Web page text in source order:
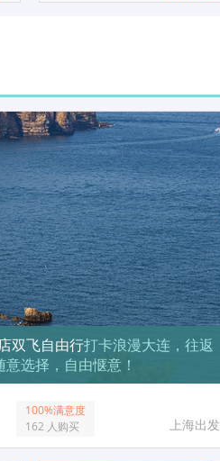
双飞自由行打卡浪漫大连，往返
选择，自由惬意！
100%满意度
162 人购买
上海出发